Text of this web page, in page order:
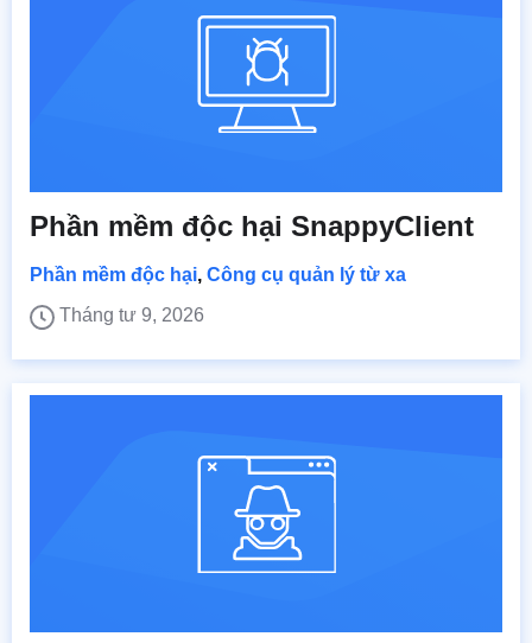
Phần mềm độc hại SnappyClient
Phần mềm độc hại, Công cụ quản lý từ xa
Tháng tư 9, 2026